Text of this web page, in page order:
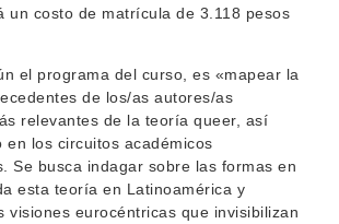
un costo de matrícula de 3.118 pesos
el programa del curso, es «mapear la
de los/as autores/as
relevantes de la teoría queer, así
en los circuitos académicos
Se busca indagar sobre las formas en
esta teoría en Latinoamérica y
visiones eurocéntricas que invisibilizan